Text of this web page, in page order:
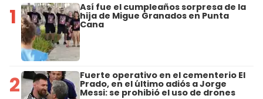
1 Así fue el cumpleaños sorpresa de la
hija de Migue Granados en Punta
Cana
2 Fuerte operativo en el cementerio El
Prado, en el último adiós a Jorge
Messi: se prohibió el uso de drones